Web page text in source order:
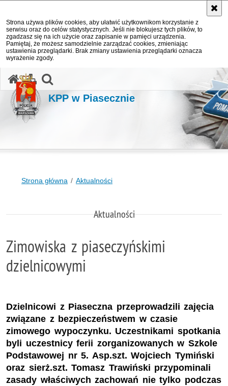
Strona używa plików cookies, aby ułatwić użytkownikom korzystanie z
serwisu oraz do celów statystycznych. Jeśli nie blokujesz tych plików, to
zgadzasz się na ich użycie oraz zapisanie w pamięci urządzenia.
Pamiętaj, że możesz samodzielnie zarządzać cookies, zmieniając
ustawienia przeglądarki. Brak zmiany ustawienia przeglądarki oznacza
wyrażenie zgody.
KPP w Piasecznie
Strona główna Aktualności
Aktualności
Zimowiska z piaseczyńskimi
dzielnicowymi
Dzielnicowi z Piaseczna przeprowadzili zajęcia
związane z bezpieczeństwem w czasie
zimowego wypoczynku. Uczestnikami spotkania
byli uczestnicy ferii zorganizowanych w Szkole
Podstawowej nr 5. Asp.szt. Wojciech Tymiński
oraz sierż.szt. Tomasz Trawiński przypominali
zasady właściwych zachowań nie tylko podczas